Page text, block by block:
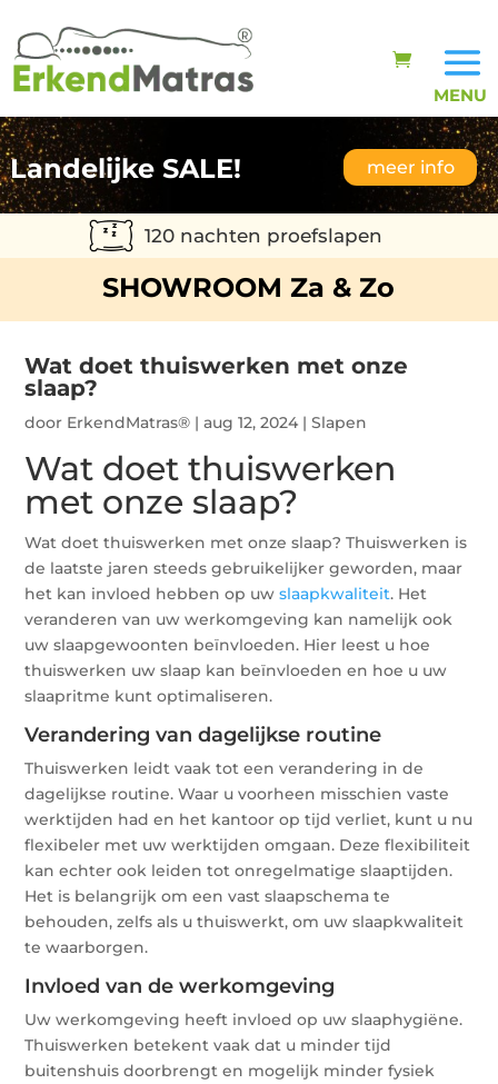
Landelijke SALE! meer info
120 nachten proefslapen
SHOWROOM Za & Zo
Wat doet thuiswerken met onze
slaap?
door ErkendMatras® |aug 12, 2024 |Slapen
Wat doet thuiswerken
met onze slaap?
Wat doet thuiswerken met onze slaap? Thuiswerken is
de laatste jaren steeds gebruikelijker geworden, maar
het kan invloed hebben op uwslaapkwaliteit. Het
veranderen van uw werkomgeving kan namelijk ook
uw slaapgewoonten beïnvloeden. Hier leest u hoe
thuiswerken uw slaap kan beïnvloeden en hoe u uw
slaapritme kunt optimaliseren.
Verandering van dagelijkse routine
Thuiswerken leidt vaak tot een verandering in de
dagelijkse routine. Waar u voorheen misschien vaste
werktijden had en het kantoor op tijd verliet, kunt u nu
flexibeler met uw werktijden omgaan. Deze flexibiliteit
kan echter ook leiden tot onregelmatige slaaptijden.
Het is belangrijk om een vast slaapschema te
behouden, zelfs als u thuiswerkt, om uw slaapkwaliteit
te waarborgen.
Invloed van de werkomgeving
Uw werkomgeving heeft invloed op uw slaaphygiëne.
Thuiswerken betekent vaak dat u minder tijd
buitenshuis doorbrengt en mogelijk minder fysiek